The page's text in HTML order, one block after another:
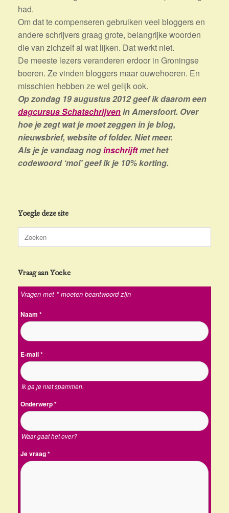
had.
Om dat te compenseren gebruiken veel bloggers en
andere schrijvers graag grote, belangrijke woorden
die van zichzelf al wat lijken. Dat werkt niet.
De meeste lezers veranderen erdoor in Groningse
boeren. Ze vinden bloggers maar ouwehoeren. En
misschien hebben ze wel gelijk ook.
Op zondag 19 augustus 2012 geef ik daarom een
dagcursus Schatschrijvenin Amersfoort. Over
hoe je zegt wat je moet zeggen in je blog,
nieuwsbrief, website of folder. Niet meer.
Als je je vandaag noginschrijftmet het
codewoord ‘moi’ geef ik je 10% korting.
Yoegle deze site
Zoeken
naar:
Vraag aan Yoeke
Vragen met * moeten beantwoord zijn
Naam *
E-mail*
Ik ga je niet spammen.
Onderwerp*
Waar gaat het over?
Je vraag*